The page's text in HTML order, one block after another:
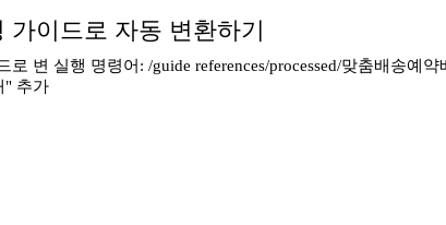
이드로 자동 변환하기
변 실행 명령어: /guide references/processed/맞춤배송예
" 추가